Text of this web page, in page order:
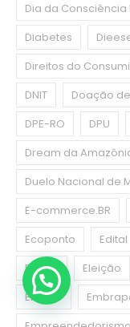
Dia da Consciência
Diabetes
Direitos do
DNIT
Doação
DPE-RO
DPU
Dream da
Duelo Nacional de
E-commerce.BR
Ecoponto
Edital
El Niño
Eleição
Emater